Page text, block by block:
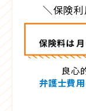
保険
良心
弁護士費